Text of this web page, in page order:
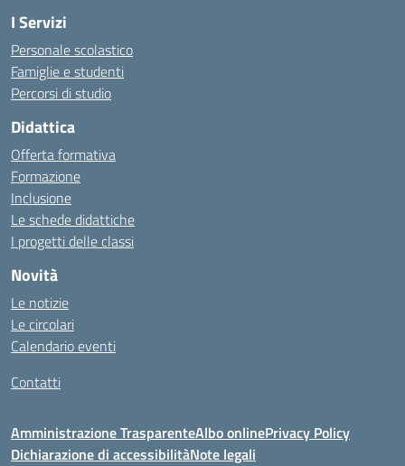
I Servizi
Personale scolastico
Famiglie e studenti
Percorsi di studio
Didattica
Offerta formativa
Formazione
Inclusione
Le schede didattiche
I progetti delle classi
Novità
Le notizie
Le circolari
Calendario eventi
Contatti
Amministrazione TrasparenteAlbo onlinePrivacy Policy
Dichiarazione di accessibilitàNote legali